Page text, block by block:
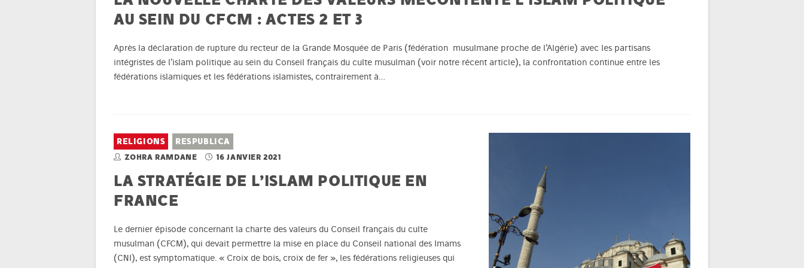
AU SEIN DU CFCM : ACTES 2 ET 3
Après la déclaration de rupture du recteur de la Grande Mosquée de Paris (fédération musulmane proche de l’Algérie) avec les partisans
intégristes de l’islam politique au sein du Conseil français du culte musulman (voir notre récent article), la confrontation continue entre les
fédérations islamiques et les fédérations islamistes, contrairement à…
RELIGIONS RESPUBLICA
ZOHRA RAMDANE 16 JANVIER 2021
LA STRATÉGIE DE L’ISLAM POLITIQUE EN
FRANCE
Le dernier épisode concernant la charte des valeurs du Conseil français du culte
musulman (CFCM), qui devait permettre la mise en place du Conseil national des Imams
(CNI), est symptomatique. « Croix de bois, croix de fer », les fédérations religieuses qui